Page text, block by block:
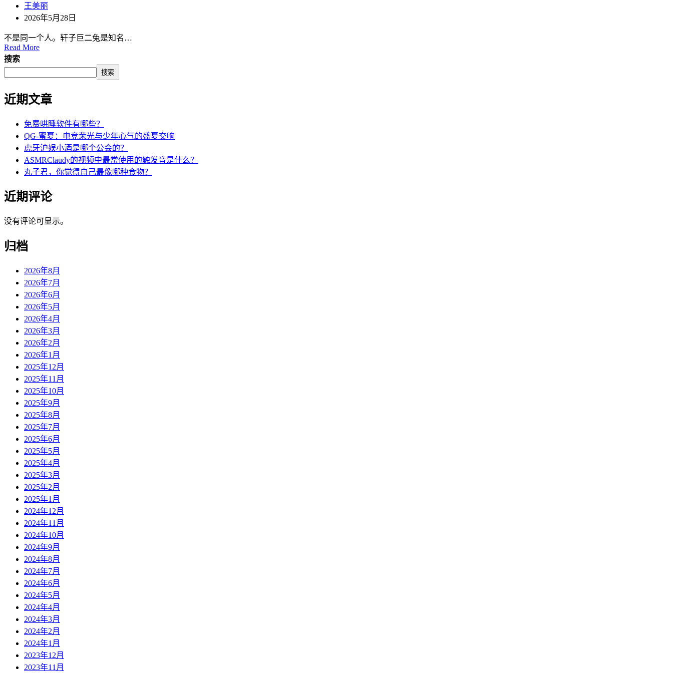
王美丽
2026年5月28日
不是同一个人。轩子巨二兔是知名…
Read More
搜索
搜索
近期文章
免费哄睡软件有哪些？
QG-蜜夏：电竞荣光与少年心气的盛夏交响
虎牙沪娱小酒是哪个公会的？
ASMRClaudy的视频中最常使用的触发音是什么？
丸子君，你觉得自己最像哪种食物？
近期评论
没有评论可显示。
归档
2026年8月
2026年7月
2026年6月
2026年5月
2026年4月
2026年3月
2026年2月
2026年1月
2025年12月
2025年11月
2025年10月
2025年9月
2025年8月
2025年7月
2025年6月
2025年5月
2025年4月
2025年3月
2025年2月
2025年1月
2024年12月
2024年11月
2024年10月
2024年9月
2024年8月
2024年7月
2024年6月
2024年5月
2024年4月
2024年3月
2024年2月
2024年1月
2023年12月
2023年11月